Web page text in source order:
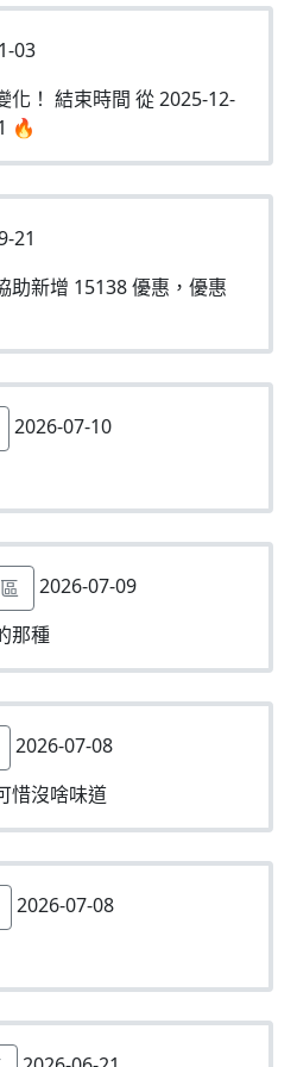
03
化！ 結束時間 從 2025-12-
🔥
21
助新增 15138 優惠，優惠
2026-07-10
2026-07-09
那種
2026-07-08
惜沒啥味道
2026-07-08